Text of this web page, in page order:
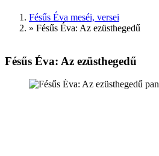
Fésűs Éva meséi, versei
» Fésűs Éva: Az ezüsthegedű
Fésűs Éva: Az ezüsthegedű